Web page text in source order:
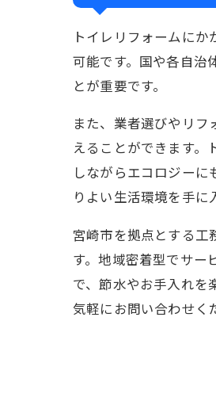
トイレリフォームに
可能です。国や各自治
とが重要です。
また、業者選びやリ
えることができます。
しながらエコロジー
りよい生活環境を手に
宮崎市を拠点とする工
す。地域密着型でサー
で、節水やお手入れを
気軽にお問い合わせく